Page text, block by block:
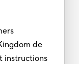
de
instructions